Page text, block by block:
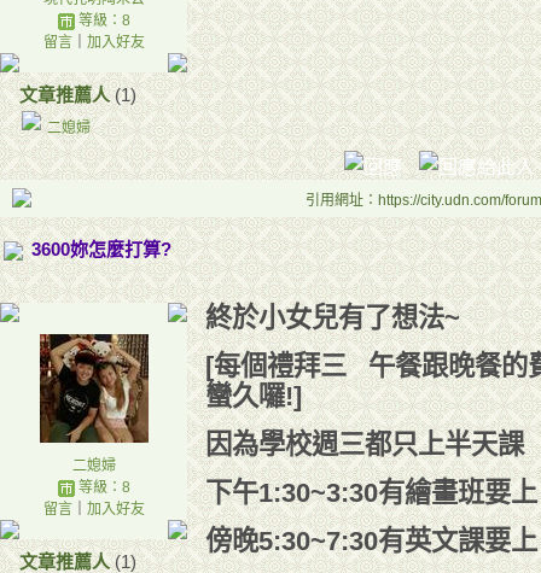
等級：8
留言｜ 加入好友
文章推薦人(1)
二媳婦
引用網址：https://city.udn.com/
3600妳怎麼打算?
二媳婦
等級：8
留言｜ 加入好友
文章推薦人(1)
終於小女兒有了想法~
[每個禮拜三 午餐跟晚餐
蠻久囉!]
因為學校週三都只上半天課
下午1:30~3:30有繪畫班要上
傍晚5:30~7:30有英文課要上